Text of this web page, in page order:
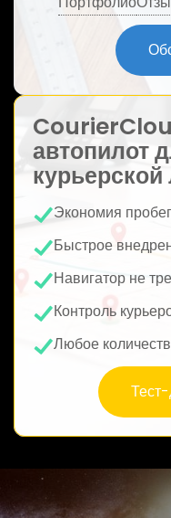
автопилот
курьерской
Экономия
Быстрое
Навигатор не
Контроль
Любое